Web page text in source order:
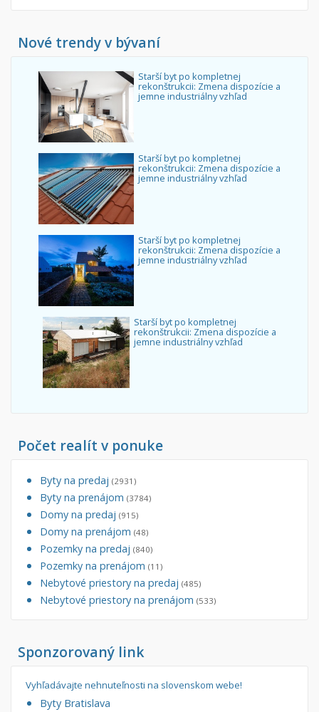
Nové trendy v bývaní
Starší byt po kompletnej
rekonštrukcii: Zmena dispozície a
jemne industriálny vzhľad
Starší byt po kompletnej
rekonštrukcii: Zmena dispozície a
jemne industriálny vzhľad
Starší byt po kompletnej
rekonštrukcii: Zmena dispozície a
jemne industriálny vzhľad
Starší byt po kompletnej
rekonštrukcii: Zmena dispozície a
jemne industriálny vzhľad
Počet realít v ponuke
Byty na predaj (2931)
Byty na prenájom (3784)
Domy na predaj (915)
Domy na prenájom (48)
Pozemky na predaj (840)
Pozemky na prenájom (11)
Nebytové priestory na predaj (485)
Nebytové priestory na prenájom (533)
Sponzorovaný link
Vyhľadávajte nehnuteľnosti na slovenskom webe!
Byty Bratislava